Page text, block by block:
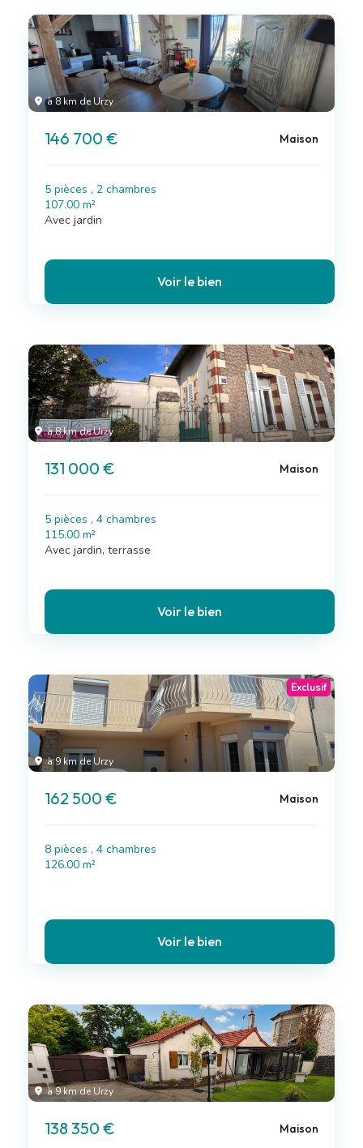
à 8 km de Urzy
146 700 € Maison
5 pièces , 2 chambres
107.00 m²
Avec jardin
Voir le bien
à 8 km de Urzy
131 000 € Maison
5 pièces , 4 chambres
115.00 m²
Avec jardin, terrasse
Voir le bien
à 9 km de Urzy
Exclusif
162 500 € Maison
8 pièces , 4 chambres
126.00 m²
Voir le bien
à 9 km de Urzy
138 350 € Maison